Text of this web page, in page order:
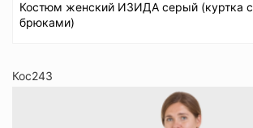
Костюм женский ИЗИДА серый (куртка с
брюками)
Кос243